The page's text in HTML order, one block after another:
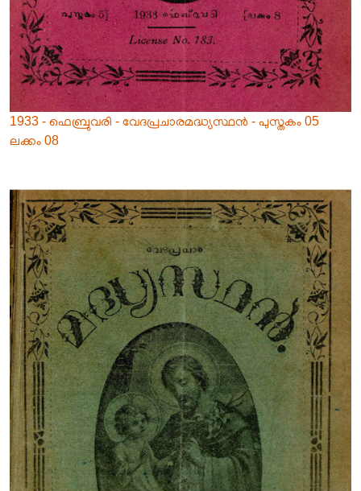
1933 - ഫെബ്രുവരി - വേദപ്രചാരമദ്ധ്യസ്ഥൻ - പുസ്തകം 05
ലക്കം 08